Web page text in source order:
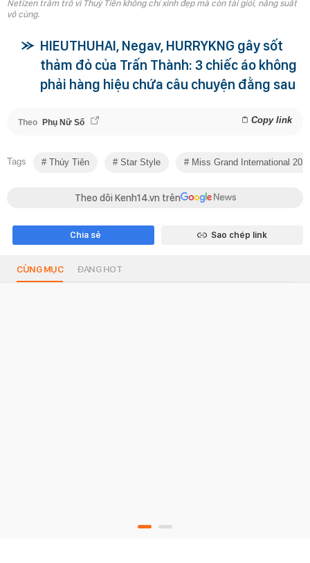
Netizen trầm trồ vì Thuỳ Tiên không chỉ xinh đẹp mà còn tài giỏi, năng suất
vô cùng.
HIEUTHUHAI, Negav, HURRYKNG gây sốt
thảm đỏ của Trấn Thành: 3 chiếc áo không
phải hàng hiệu chứa câu chuyện đằng sau
Theo Phụ Nữ Số Copy link
Tags Thùy Tiên Star Style Miss Grand International
Theo dõi Kenh14.vn trên
Chia sẻ Sao chép link
CÙNG MỤC ĐANG HOT